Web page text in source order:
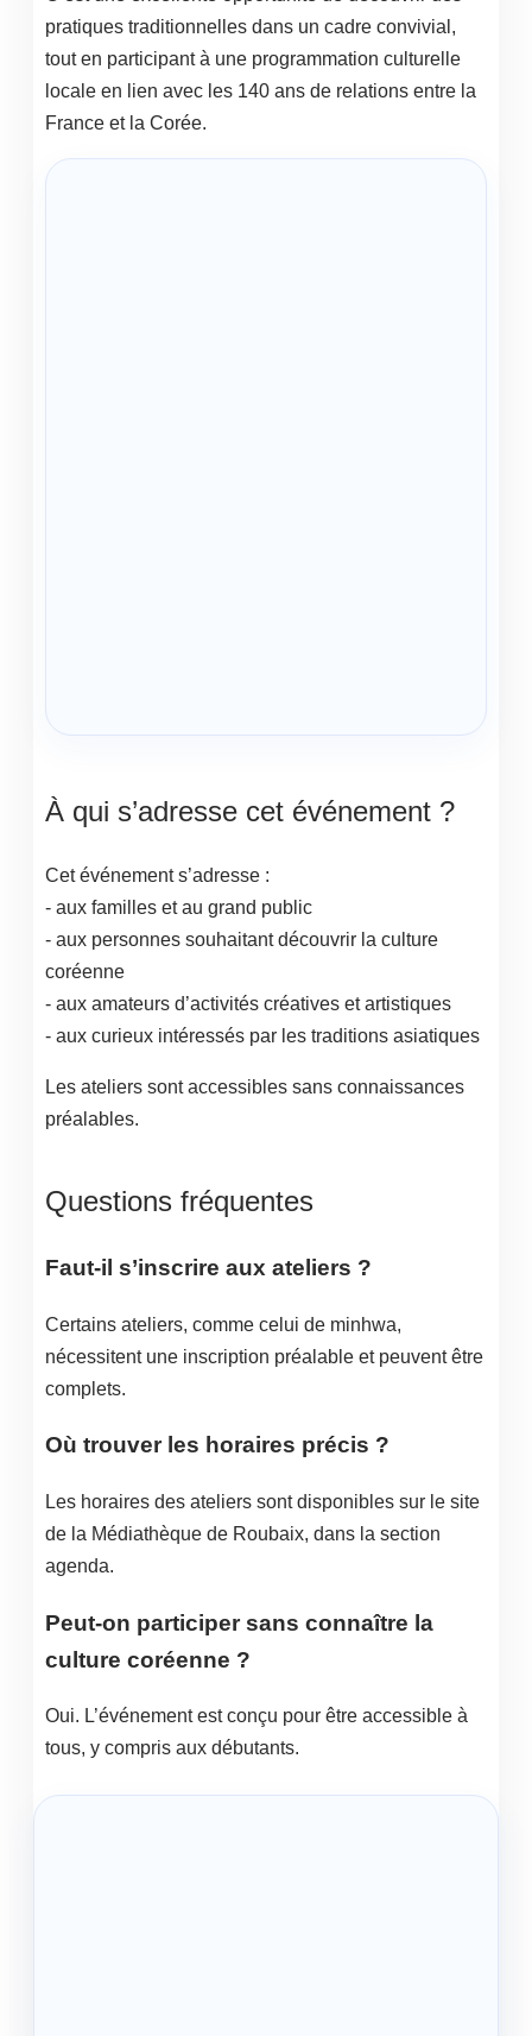
pratiques traditionnelles dans un cadre convivial,
tout en participant à une programmation culturelle
locale en lien avec les 140 ans de relations entre la
France et la Corée.
À qui s’adresse cet événement ?
Cet événement s’adresse :
- aux familles et au grand public
- aux personnes souhaitant découvrir la culture
coréenne
- aux amateurs d’activités créatives et artistiques
- aux curieux intéressés par les traditions asiatiques
Les ateliers sont accessibles sans connaissances
préalables.
Questions fréquentes
Faut-il s’inscrire aux ateliers ?
Certains ateliers, comme celui de minhwa,
nécessitent une inscription préalable et peuvent être
complets.
Où trouver les horaires précis ?
Les horaires des ateliers sont disponibles sur le site
de la Médiathèque de Roubaix, dans la section
agenda.
Peut-on participer sans connaître la
culture coréenne ?
Oui. L’événement est conçu pour être accessible à
tous, y compris aux débutants.